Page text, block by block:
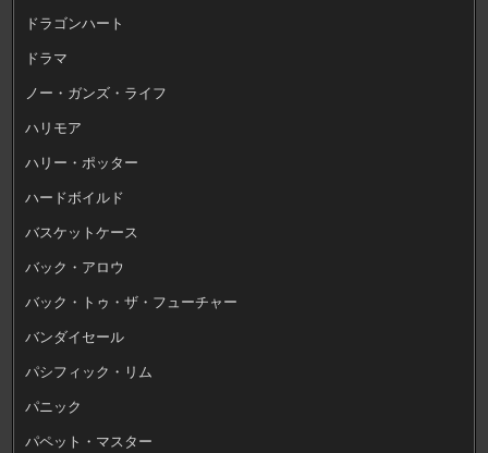
ドラゴンハート
ドラマ
ノー・ガンズ・ライフ
ハリモア
ハリー・ポッター
ハードボイルド
バスケットケース
バック・アロウ
バック・トゥ・ザ・フューチャー
バンダイセール
パシフィック・リム
パニック
パペット・マスター